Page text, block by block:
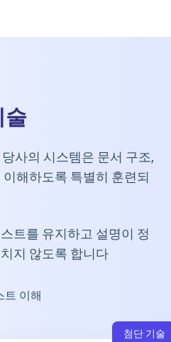
사의 시스템은 문서 구조,
해하도록 특별히 훈련되
트를 유지하고 설명이 정
지 않도록 합니다
트 이해
첨단 기술